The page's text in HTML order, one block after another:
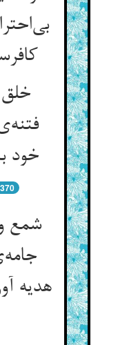
کافرستان بانگ نماز
خود
شمع
هدیه